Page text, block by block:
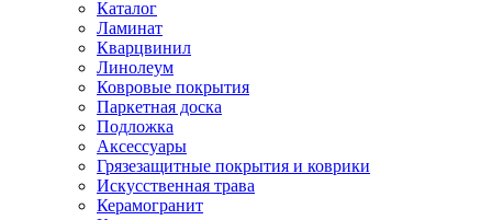
Каталог
Ламинат
Кварцвинил
Линолеум
Ковровые покрытия
Паркетная доска
Подложка
Аксессуары
Грязезащитные покрытия и коврики
Искусственная трава
Керамогранит